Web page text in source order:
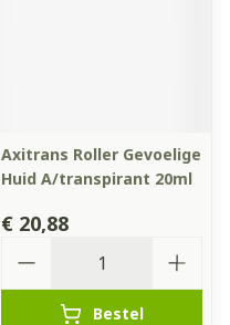
Axitrans Roller Gevoelige
Huid A/transpirant 20ml
€ 20,88
Bestel